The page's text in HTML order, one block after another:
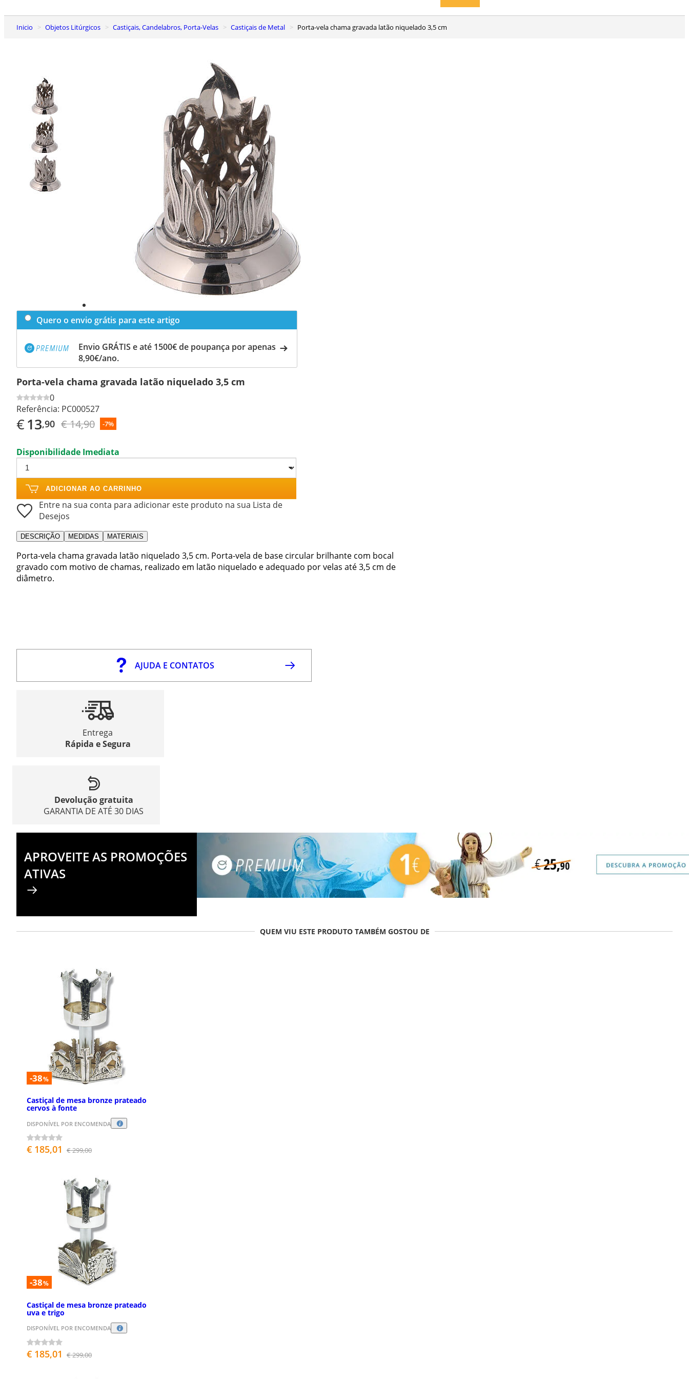
Inicio Objetos Litúrgicos Castiçais, Candelabros, Porta-Velas Castiçais de Metal Porta-vela chama gravada latão niquelado 3,5 cm
Quero o envio grátis para este artigo
Envio GRÁTIS e até 1500€ de poupança por apenas
8,90€/ano.
Porta-vela chama gravada latão niquelado 3,5 cm
0
Referência: PC000527
€13,90 € 14,90 -7%
Disponibilidade Imediata
ADICIONAR AO CARRINHO
Entre na sua conta para adicionar este produto na sua Lista de
Desejos
DESCRIÇÃO MEDIDAS MATERIAIS
Porta-vela chama gravada latão niquelado 3,5 cm. Porta-vela de base circular brilhante com bocal
gravado com motivo de chamas, realizado em latão niquelado e adequado por velas até 3,5 cm de
diâmetro.
AJUDA E CONTATOS
Entrega
Rápida e Segura
Devolução gratuita
GARANTIA DE ATÉ 30 DIAS
APROVEITE AS PROMOÇÕES
ATIVAS
QUEM VIU ESTE PRODUTO TAMBÉM GOSTOU DE
-38%
Castiçal de mesa bronze prateado
cervos à fonte
DISPONÍVEL POR ENCOMENDA
€ 185,01 € 299,00
-38%
Castiçal de mesa bronze prateado
uva e trigo
DISPONÍVEL POR ENCOMENDA
€ 185,01 € 299,00